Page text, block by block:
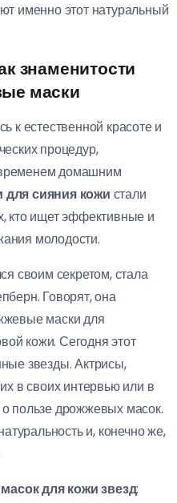
именно этот натуральный
знаменитости
маски
к естественной красоте и
процедур,
домашним
сияния кожи стали
кто ищет эффективные и
молодости.
своим секретом, стала
Говорят, она
маски для
кожи. Сегодня этот
звезды. Актрисы,
в своих интервью или в
пользе дрожжевых масок.
и, конечно же,
для кожи звезд: